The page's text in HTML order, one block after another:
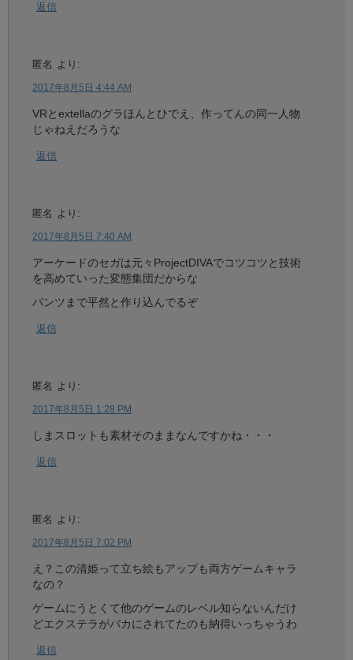
返信
匿名 より:
2017年8月5日 4:44 AM
VRとextellaのグラほんとひでえ、作ってんの同一人物
じゃねえだろうな
返信
匿名 より:
2017年8月5日 7:40 AM
アーケードのセガは元々ProjectDIVAでコツコツと技術
を高めていった変態集団だからな
パンツまで平然と作り込んでるぞ
返信
匿名 より:
2017年8月5日 1:28 PM
しまスロットも素材そのままなんですかね・・・
返信
匿名 より:
2017年8月5日 7:02 PM
え？この清姫って立ち絵もアップも両方ゲームキャラ
なの？
ゲームにうとくて他のゲームのレベル知らないんだけ
どエクステラがバカにされてたのも納得いっちゃうわ
返信